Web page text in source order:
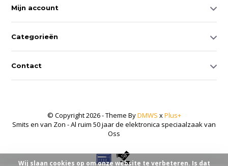
Mijn account
Categorieën
Contact
© Copyright 2026 - Theme ByDMWS xPlus+
Smits en van Zon - Al ruim 50 jaar de elektronica speciaalzaak van
Oss
Wij slaan cookies op om onze website te verbeteren. Is dat